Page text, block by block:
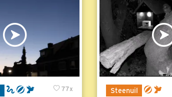
77x
Steenuil